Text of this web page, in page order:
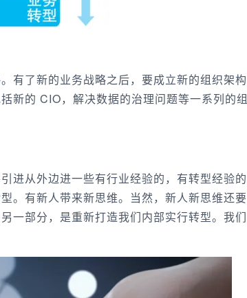
有了新的业务战略之后，要成立新的组织架构
新的 CIO，解决数据的治理问题等一系列的组
进从外边进一些有行业经验的，有转型经验的
。有新人带来新思维。当然，新人新思维还
一部分，是重新打造我们内部实行转型。我